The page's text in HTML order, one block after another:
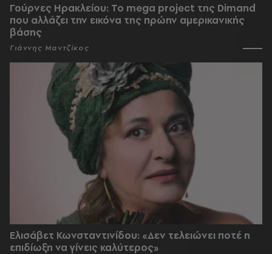
Γούρνες Ηρακλείου: To mega project της Dimand
που αλλάζει την εικόνα της πρώην αμερικανικής
βάσης
Γιάννης Μαντζίκος
Ελισάβετ Κωνσταντινίδου: «Δεν τελειώνει ποτέ η
επιδίωξη να γίνεις καλύτερος»